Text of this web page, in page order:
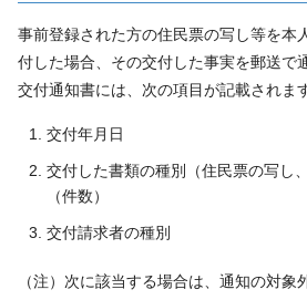
事前登録された方の住民票の写し等を本
付した場合、その交付した事実を郵送で
交付通知書には、次の項目が記載されます
交付年月日
交付した書類の種別（住民票の写し
（件数）
交付請求者の種別
（注）次に該当する場合は、通知の対象